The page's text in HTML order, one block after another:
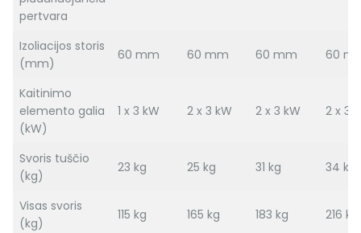
pertvara
Izoliacijos storis
(mm)
60 mm 60 mm 60 mm 60
Kaitinimo
elemento galia
(kW)
1 x 3 kW 2 x 3 kW 2 x 3 kW 2 x 3
Svoris tuščio
(kg)
23 kg 25 kg 31 kg 34 kg
Visas svoris
(kg)
115 kg 165 kg 183 kg 216 kg